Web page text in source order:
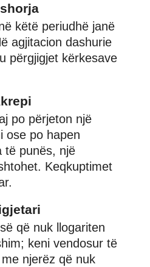
këtë periudhë janë
agjitacion dashurie
përgjigjet kërkesave
po përjeton një
ose po hapen
të punës, një
Keqkuptimet
që nuk llogariten
keni vendosur të
njerëz që nuk